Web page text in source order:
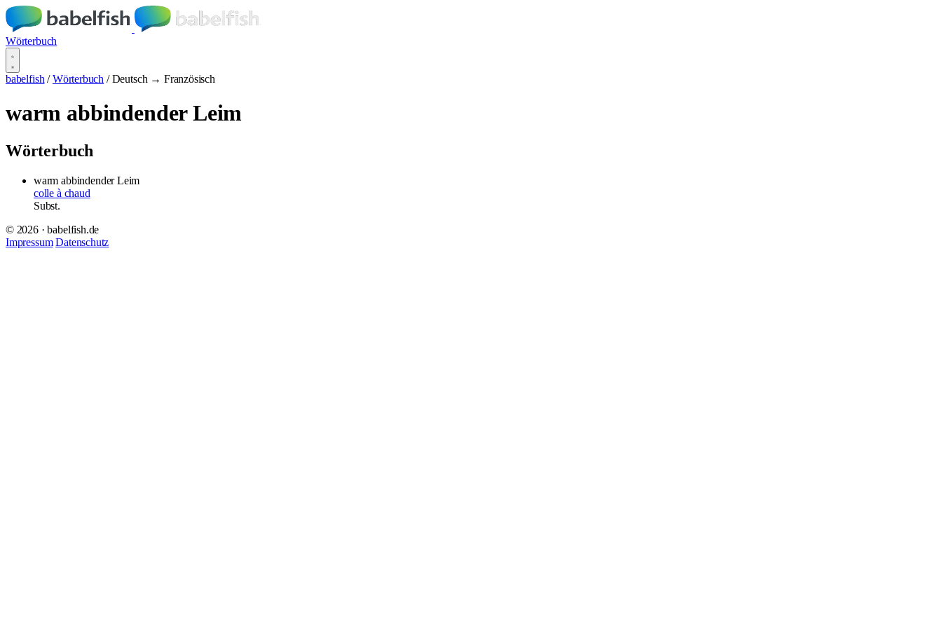
Wörterbuch
babelfish / Wörterbuch / Deutsch → Französisch
warm abbindender Leim
Wörterbuch
warm abbindender Leim
colle à chaud
Subst.
© 2026 · babelfish.de
Impressum Datenschutz